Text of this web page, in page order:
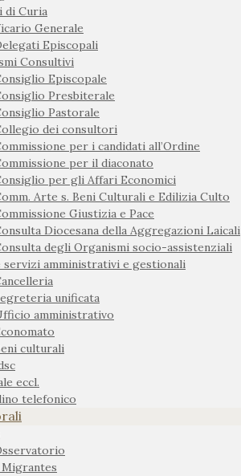
di Curia
Generale
Episcopali
Consultivi
Episcopale
Presbiterale
Pastorale
dei consultori
per i candidati all’Ordine
per il diaconato
per gli Affari Economici
Arte s. Beni Culturali e Edilizia Culto
Giustizia e Pace
Diocesana della Aggregazioni Laicali
degli Organismi socio-assistenziali
servizi amministrativi e gestionali
unificata
amministrativo
culturali
eccl.
telefonico